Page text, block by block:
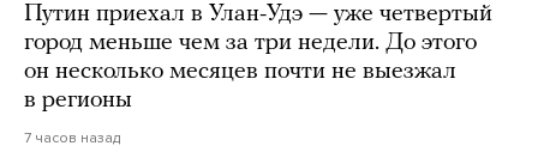
Путин приехал в Улан-Удэ — уже четвертый
город меньше чем за три недели. До этого
он несколько месяцев почти не выезжал
в регионы
7 часов назад